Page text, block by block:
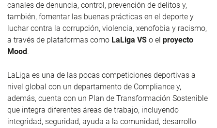
canales de denuncia, control, prevención de delitos y,
también, fomentar las buenas prácticas en el deporte y
luchar contra la corrupción, violencia, xenofobia y racismo,
a través de plataformas como LaLiga VS o el proyecto
Mood .
LaLiga es una de las pocas competiciones deportivas a
nivel global con un departamento de Compliance y,
además, cuenta con un Plan de Transformación Sostenible
que integra diferentes áreas de trabajo, incluyendo
integridad, seguridad, ayuda a la comunidad, desarrollo